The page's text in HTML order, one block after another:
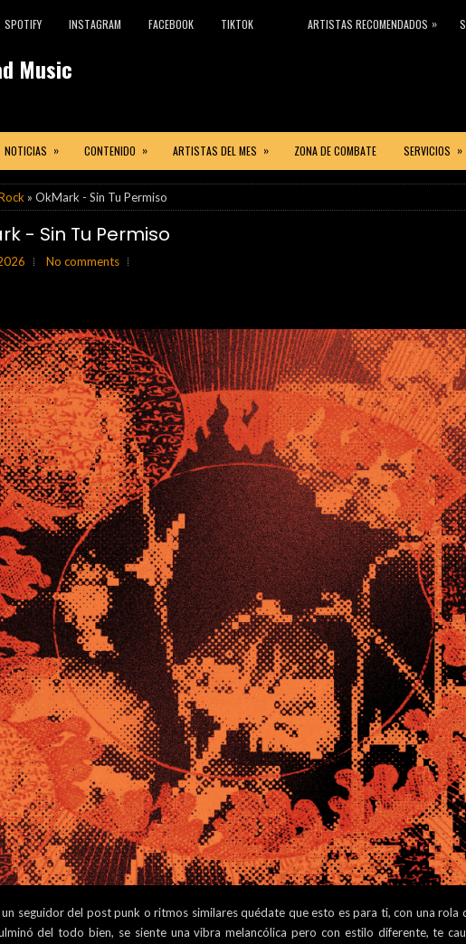
SPOTIFY INSTAGRAM FACEBOOK TIKTOK ARTISTAS RECOMENDADOS »
Music
NOTICIAS » CONTENIDO » ARTISTAS DEL MES » ZONA DE COMBATE SERVICIOS »
» OkMark - Sin Tu Permiso
- Sin Tu Permiso
No comments
un seguidor del post punk o ritmos similares quédate que esto es para ti, con una rola
del todo bien, se siente una vibra melancólica pero con estilo diferente, te